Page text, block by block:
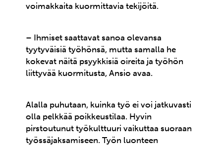
voimakkaita kuormittavia tekijöitä.
– Ihmiset saattavat sanoa olevansa
tyytyväisiä työhönsä, mutta samalla he
kokevat näitä psyykkisiä oireita ja työhön
liittyvää kuormitusta, Ansio avaa.
Alalla puhutaan, kuinka työ ei voi jatkuvasti
olla pelkkää poikkeustilaa. Hyvin
pirstoutunut työkulttuuri vaikuttaa suoraan
työssäjaksamiseen. Työn luonteen